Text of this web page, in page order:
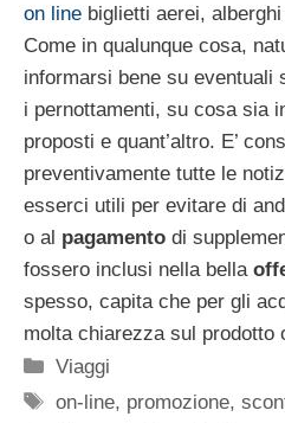
on line biglietti aerei,
Come in qualunque cosa,
informarsi bene su eventuali
i pernottamenti, su cosa sia
proposti e quant’altro. E’
preventivamente tutte le
esserci utili per evitare di
o al pagamento di
fossero inclusi nella bella
spesso, capita che per gli
molta chiarezza sul prodotto
Categorie
Viaggi
Tag
on-line, promozione,